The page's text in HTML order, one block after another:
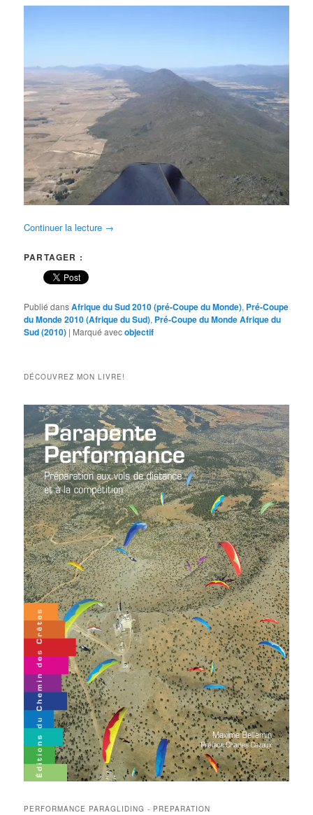
Continuer la lecture →
PARTAGER :
Publié dansAfrique du Sud 2010 (pré-Coupe du Monde), Pré-Coupe
du Monde 2010 (Afrique du Sud), Pré-Coupe du Monde Afrique du
Sud (2010) | Marqué avecobjectif
DÉCOUVREZ MON LIVRE!
PERFORMANCE PARAGLIDING - PREPARATION